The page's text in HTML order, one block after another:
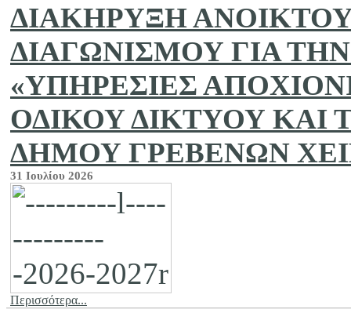
ΔΙΑΚΗΡΥΞΗ
ΔΙΑΓΩΝΙΣΜΟΥ ΓΙΑ
«ΥΠΗΡΕΣΙΕΣ
ΟΔΙΚΟΥ ΔΙΚΤΥΟΥ
ΔΗΜΟΥ ΓΡΕΒΕΝΩΝ
31 Ιουλίου 2026
Περισσότερα...